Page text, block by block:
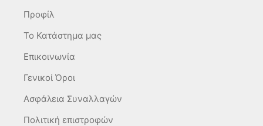
a
m
k
-
Προφίλ
To Κατάστημα μας
Επικοινωνία
Γενικοί Όροι
Ασφάλεια Συναλλαγών
Πολιτική επιστροφών